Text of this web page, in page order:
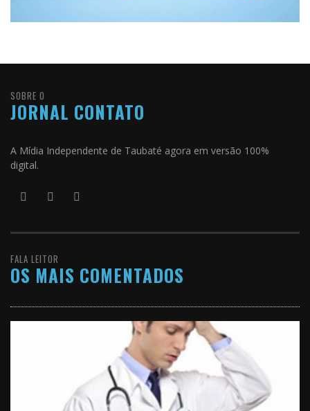
SOBRE O
JORNAL CONTATO
A Mídia Independente de Taubaté agora em versão 100%
digital.
FALA LEITOR
OS MAIS COMENTADOS